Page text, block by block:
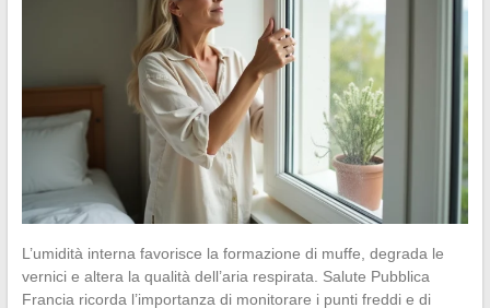
L’umidità interna favorisce la formazione di muffe, degrada le
vernici e altera la qualità dell’aria respirata. Salute Pubblica
Francia ricorda l’importanza di monitorare i punti freddi e di